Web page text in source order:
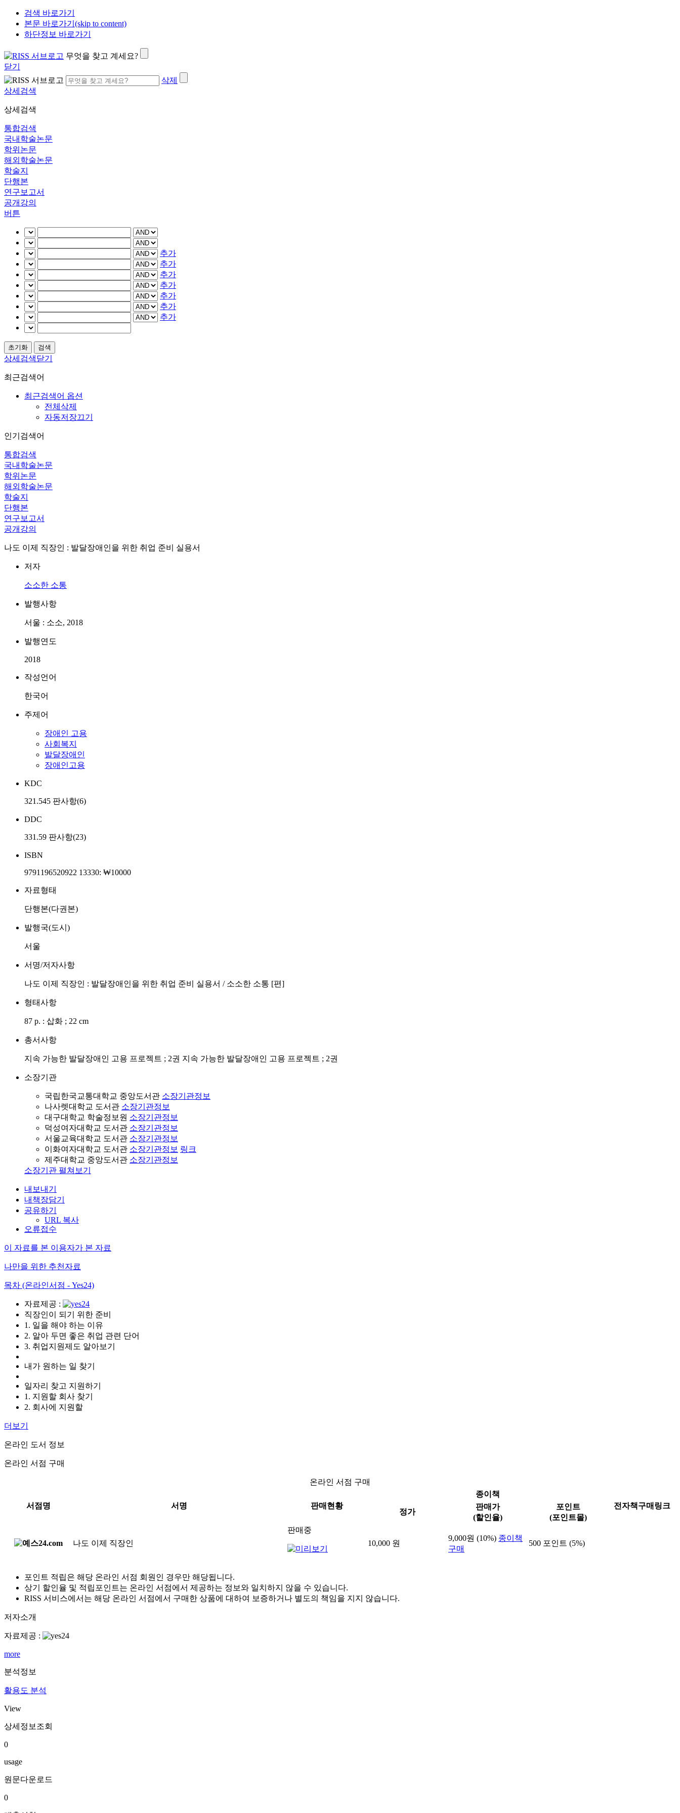
검색 바로가기
본문 바로가기(skip to content)
하단정보 바로가기
무엇을 찾고 계세요?
닫기
삭제
상세검색
상세검색
통합검색
국내학술논문
학위논문
해외학술논문
학술지
단행본
연구보고서
공개강의
버튼
추가
추가
추가
추가
추가
추가
추가
상세검색닫기
최근검색어
최근검색어 옵션
전체삭제
자동저장끄기
인기검색어
통합검색
국내학술논문
학위논문
해외학술논문
학술지
단행본
연구보고서
공개강의
나도 이제 직장인 : 발달장애인을 위한 취업 준비 실용서
저자
소소한 소통
발행사항
서울 : 소소, 2018
발행연도
2018
작성언어
한국어
주제어
장애인 고용
사회복지
발달장애인
장애인고용
KDC
321.545 판사항(6)
DDC
331.59 판사항(23)
ISBN
9791196520922 13330: ₩10000
자료형태
단행본(다권본)
발행국(도시)
서울
서명/저자사항
나도 이제 직장인 : 발달장애인을 위한 취업 준비 실용서 / 소소한 소통 [편]
형태사항
87 p. : 삽화 ; 22 cm
총서사항
지속 가능한 발달장애인 고용 프로젝트 ; 2권 지속 가능한 발달장애인 고용 프로젝트 ; 2권
소장기관
국립한국교통대학교 중앙도서관 소장기관정보
나사렛대학교 도서관 소장기관정보
대구대학교 학술정보원 소장기관정보
덕성여자대학교 도서관 소장기관정보
서울교육대학교 도서관 소장기관정보
이화여자대학교 도서관 소장기관정보 링크
제주대학교 중앙도서관 소장기관정보
소장기관 펼쳐보기
내보내기
내책장담기
공유하기
URL 복사
오류접수
이 자료를 본 이용자가 본 자료
나만을 위한 추천자료
목차 (온라인서점 - Yes24)
자료제공 :
직장인이 되기 위한 준비
1. 일을 해야 하는 이유
2. 알아 두면 좋은 취업 관련 단어
3. 취업지원제도 알아보기
내가 원하는 일 찾기
일자리 찾고 지원하기
1. 지원할 회사 찾기
2. 회사에 지원할
더보기
온라인 도서 정보
온라인 서점 구매
온라인 서점 구매
서점명 서명 판매현황
종이책
전자책구매링크
정가
판매가
(할인율)
포인트
(포인트몰)
나도 이제 직장인
판매중
10,000 원
9,000원 (10%) 종이책
구매
500 포인트 (5%)
포인트 적립은 해당 온라인 서점 회원인 경우만 해당됩니다.
상기 할인율 및 적립포인트는 온라인 서점에서 제공하는 정보와 일치하지 않을 수 있습니다.
RISS 서비스에서는 해당 온라인 서점에서 구매한 상품에 대하여 보증하거나 별도의 책임을 지지 않습니다.
저자소개
자료제공 :
more
분석정보
활용도 분석
View
상세정보조회
0
usage
원문다운로드
0